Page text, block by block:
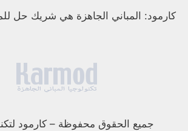
كارمود: المباني الجاهزة هي شريك حل
جميع الحقوق محفوظة –كارمود